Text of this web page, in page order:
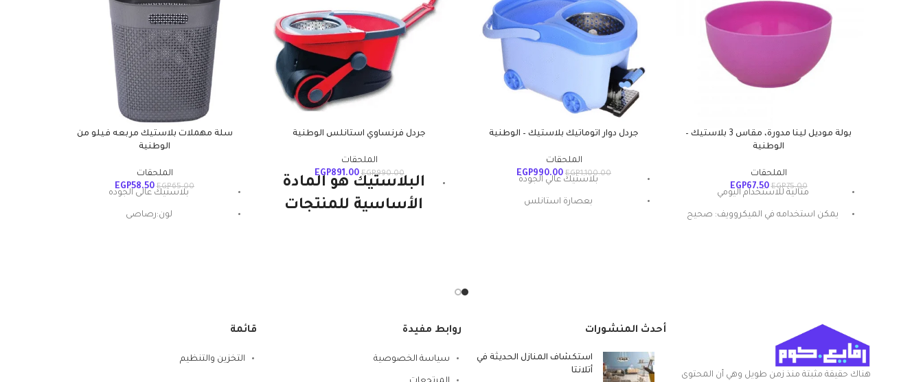
بولة موديل لينا مدورة، مقاس 3 بلاستيك –
الوطنية
الملحقات
EGP75.00
EGP67.50
مثالية للاستخدام اليومي
يمكن استخدامه في الميكروويف: صحيح
جردل دوار اتوماتيك بلاستيك – الوطنية
الملحقات
EGP1,100.00
EGP990.00
بلاستيك عالي الجودة
بعصارة استانلس
جردل فرنساوي استانلس الوطنية
الملحقات
EGP990.00
EGP891.00
البلاستيك هو المادة
الأساسية للمنتجات
بروبيلين الخاصة بنا
سلة مهملات بلاستيك مربعه فيلو من
الوطنية
الملحقات
EGP65.00
EGP58.50
بلاستيك عالى الجوده
لون:رصاصى
هناك حقيقة مثبتة منذ زمن طويل وهي أن المحتوى
أحدث المنشورات
استكشاف المنازل الحديثة في
أتلانتا
روابط مفيدة
سياسة الخصوصية
قائمة
التخزين والتنظيم